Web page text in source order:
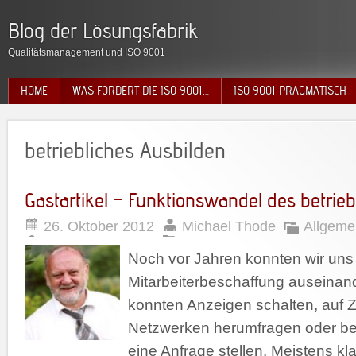
Blog der Lösungsfabrik
Qualitätsmanagement und ISO 9001
HOME WAS FORDERT DIE ISO 9001… ISO 9001 PRAGMATISCH
betriebliches Ausbilden
Gastartikel – Funktionswandel des
26. Oktober 2012 Michael Thode
Noch vor Jahren konnten wir
Mitarbeiterbeschaffung
konnten Anzeigen schalten, auf
Netzwerken herumfragen oder
eine Anfrage stellen. Meistens